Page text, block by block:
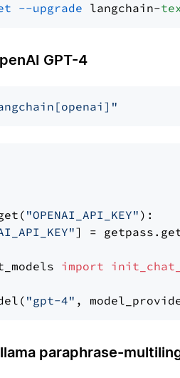
--upgrade langchain-
GPT-4
"OPENAI_API_KEY" ):
] =
import
"gpt-4" ,
paraphrase-